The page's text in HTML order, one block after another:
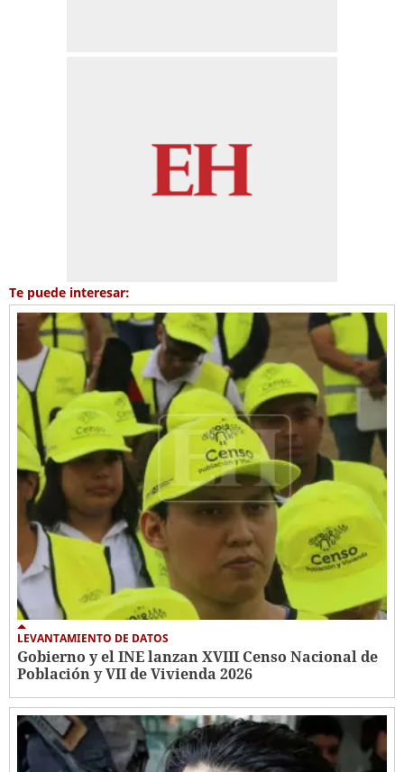
Te puede interesar:
LEVANTAMIENTO DE DATOS
Gobierno y el INE lanzan XVIII Censo Nacional de
Población y VII de Vivienda 2026